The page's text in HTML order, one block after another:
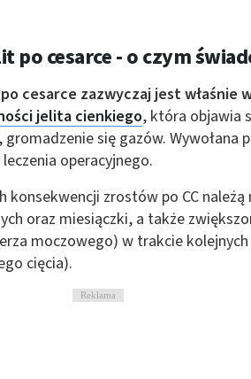
po cesarce - o czym
cesarce zazwyczaj jest właśnie
jelita cienkiego, która objawia
gromadzenie się gazów. Wywołana
operacyjnego.
konsekwencji zrostów po CC
oraz miesiączki, a także
moczowego) w trakcie
cięcia).
Reklama